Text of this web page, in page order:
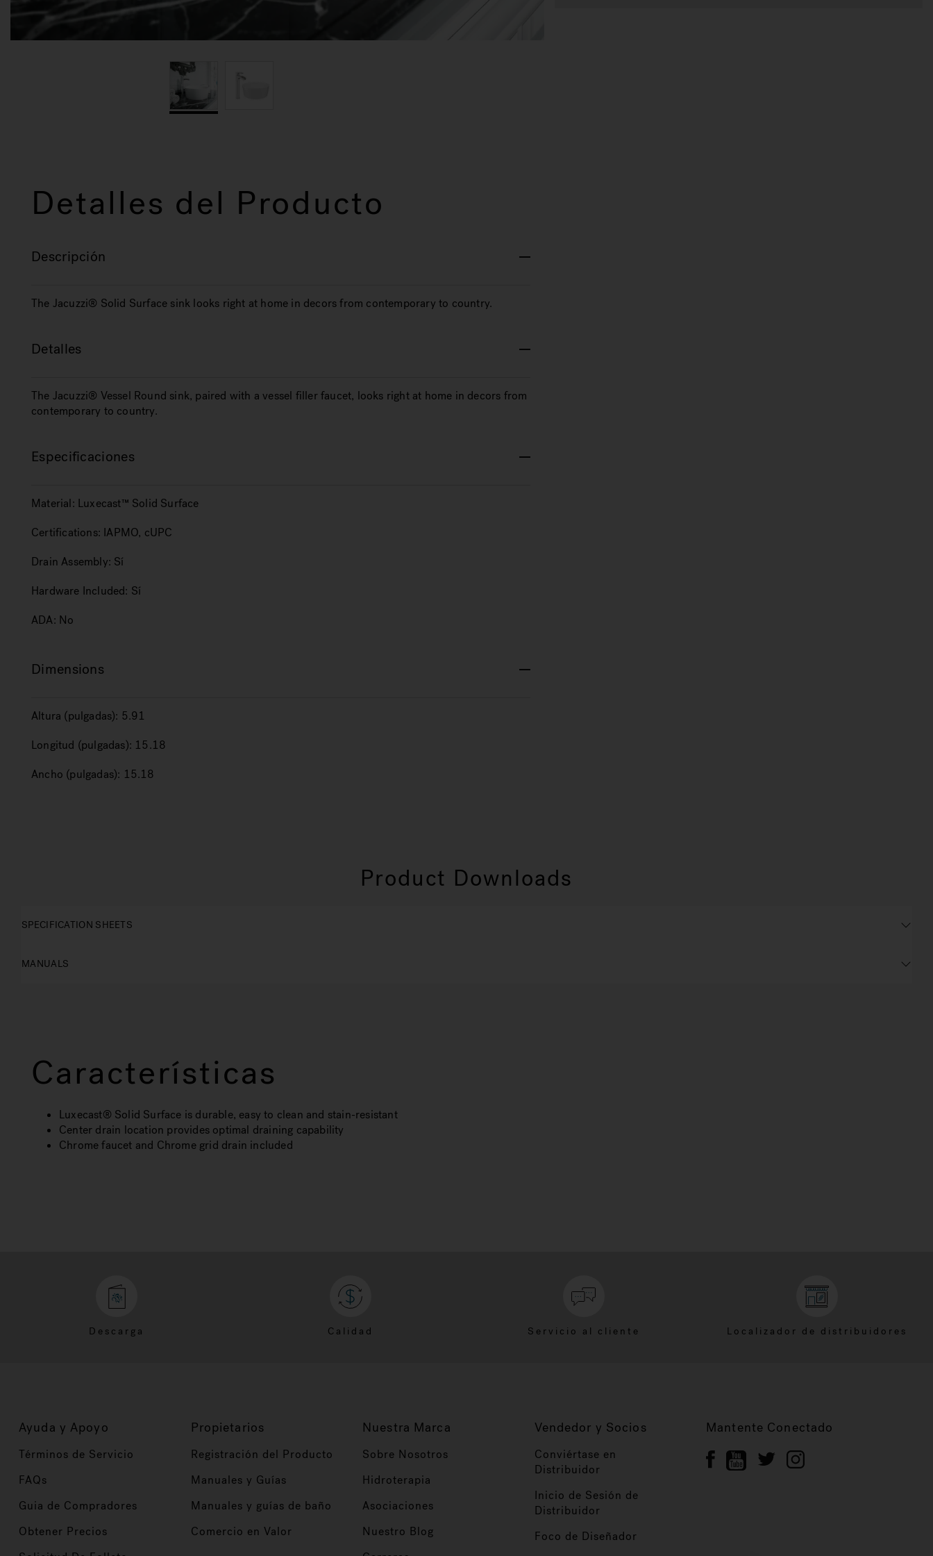
Detalles del Producto
Descripción
The Jacuzzi® Solid Surface sink looks right at home in decors from contemporary to country.
Detalles
The Jacuzzi® Vessel Round sink, paired with a vessel filler faucet, looks right at home in decors from
contemporary to country.
Especificaciones
Material: Luxecast™ Solid Surface
Certifications: IAPMO, cUPC
Drain Assembly: Sí
Hardware Included: Sí
ADA: No
Dimensions
Altura (pulgadas): 5.91
Longitud (pulgadas): 15.18
Ancho (pulgadas): 15.18
Product Downloads
SPECIFICATION SHEETS
MANUALS
Características
Luxecast® Solid Surface is durable, easy to clean and stain-resistant
Center drain location provides optimal draining capability
Chrome faucet and Chrome grid drain included
Descarga Calidad Servicio al cliente Localizador de distribuidores
Ayuda y Apoyo
Términos de Servicio
FAQs
Guia de Compradores
Obtener Precios
Propietarios
Registración del Producto
Manuales y Guías
Manuales y guías de baño
Comercio en Valor
Nuestra Marca
Sobre Nosotros
Hidroterapia
Asociaciones
Nuestro Blog
Vendedor y Socios
Conviértase en
Distribuidor
Inicio de Sesión de
Distribuidor
Foco de Diseñador
Mantente Conectado